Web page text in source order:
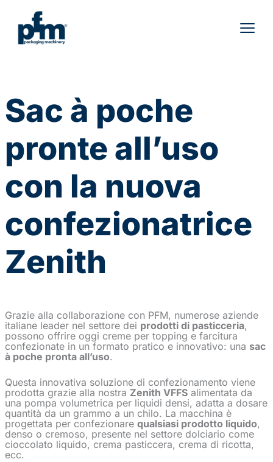
contenuto
Sac à poche
pronte all’uso
con la nuova
confezionatrice
Zenith
Grazie alla collaborazione con PFM, numerose aziende
italiane leader nel settore dei prodotti di pasticceria,
possono offrire oggi creme per topping e farcitura
confezionate in un formato pratico e innovativo: una sac
à poche pronta all’uso.
Questa innovativa soluzione di confezionamento viene
prodotta grazie alla nostra Zenith VFFS alimentata da
una pompa volumetrica per liquidi densi, adatta a dosare
quantità da un grammo a un chilo. La macchina è
progettata per confezionare qualsiasi prodotto liquido,
denso o cremoso, presente nel settore dolciario come
cioccolato liquido, crema pasticcera, crema di ricotta,
ecc.